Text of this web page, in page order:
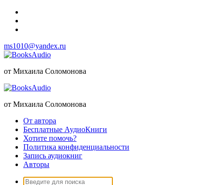
Перейти
содержимому
ms1010@yandex.ru
от Михаила Соломонова
от Михаила Соломонова
От автора
Бесплатные АудиоКниги
Хотите помочь?
Политика конфиденциальности
Запись аудиокниг
Авторы
Поиск: